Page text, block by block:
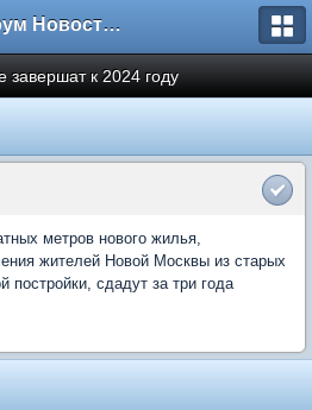
Форум Новостройки
к 2024 году
метров нового жилья,
жителей Новой Москвы из старых
постройки, сдадут за три года